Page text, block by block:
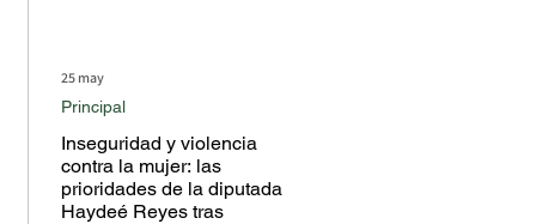
Inseguridad y violencia
contra la mujer: las
prioridades de la diputada
Haydeé Reyes tras
Principal
25 may